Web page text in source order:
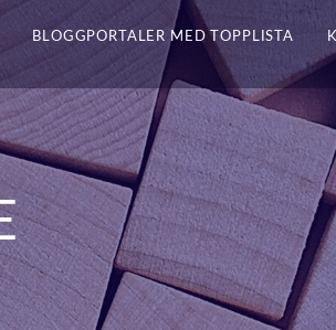
BLOGGPORTALER MED TOPPLISTA